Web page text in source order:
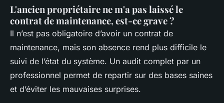
L'ancien propriétaire ne m'a pas laissé le
contrat de maintenance, est-ce grave ?
Il n’est pas obligatoire d’avoir un contrat de
maintenance, mais son absence rend plus difficile le
suivi de l’état du système. Un audit complet par un
professionnel permet de repartir sur des bases saines
et d’éviter les mauvaises surprises.